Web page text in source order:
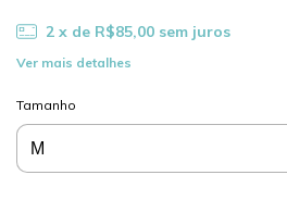
2 x de R$85,00 sem juros
Ver mais detalhes
Tamanho